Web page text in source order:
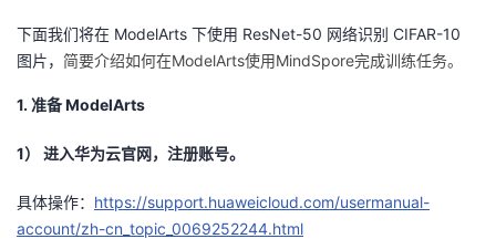
主
页
的
开
者
下面我们将在 ModelArts 下使用 ResNet-50 网络识别 CIFAR-10
图片， 简要介绍如何在ModelArts使用MindSpore完成训练任务。
1. 准备 ModelArts
1） 进入华为云官网，注册账号。
具体操作： https://support.huaweicloud.com/usermanual-
account/zh-cn_topic_0069252244.html